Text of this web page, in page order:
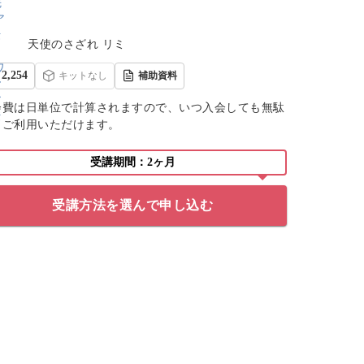
天使のさざれ リミ
2,254 キットなし 補助資料
は日単位で計算されますので、いつ入会しても無駄
利用いただけます。
受講期間：2ヶ月
受講方法を選んで申し込む